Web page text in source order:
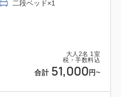
大人 2名 1室
税・手数料込
合計 51,000 円~
二段ベッド×1